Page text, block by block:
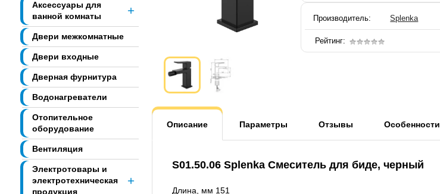
Аксессуары для
ванной комнаты
Двери межкомнатные
Двери входные
Дверная фурнитура
Водонагреватели
Отопительное
оборудование
Вентиляция
Электротовары и
электротехническая
продукция
Производитель: Splenka
Рейтинг:
Описание Параметры Отзывы Особенности
S01.50.06 Splenka Смеситель для биде, черный
Длина, мм 151